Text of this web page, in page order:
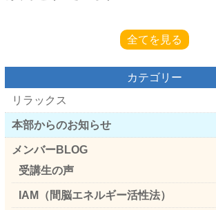
全てを見る
カテゴリー
リラックス
本部からのお知らせ
メンバーBLOG
受講生の声
IAM（間脳エネルギー活性法）